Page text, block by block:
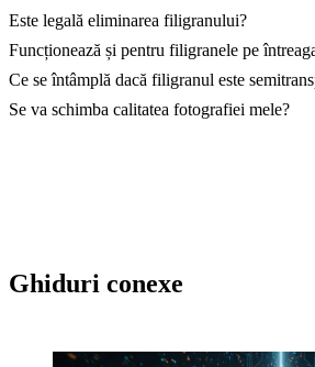
Este legală eliminarea filigranului?
Funcționează și pentru filigranele pe
Ce se întâmplă dacă filigranul este
Se va schimba calitatea fotografiei mele?
Ghiduri conexe